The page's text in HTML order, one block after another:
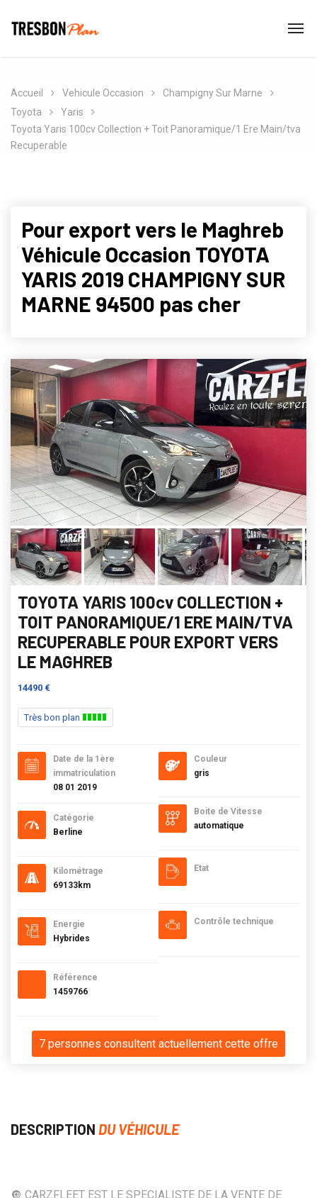
Accueil Vehicule Occasion
Champigny Sur Marne
Toyota
Yaris
Toyota Yaris 100cv Collection + Toit Panoramique/1 Ere Main/tva
Recuperable
Pour export vers le Maghreb
Véhicule Occasion TOYOTA
YARIS 2019 CHAMPIGNY SUR
MARNE 94500 pas cher
TOYOTA YARIS 100cv COLLECTION +
TOIT PANORAMIQUE/1 ERE MAIN/TVA
RECUPERABLE POUR EXPORT VERS
LE MAGHREB
14490 €
Très bon plan
Date de la 1ère
immatriculation
08 01 2019
Catégorie
Berline
Kilométrage
69133km
Energie
Hybrides
Référence
1459766
Couleur
gris
Boite de Vitesse
automatique
Etat
Contrôle technique
7 personnes consultent actuellement cette offre
DESCRIPTION DU VÉHICULE
🔘 CARZFLEET EST LE SPECIALISTE DE LA VENTE DE